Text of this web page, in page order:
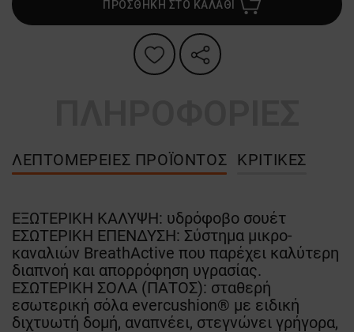
ΠΡΟΣΘΗΚΗ ΣΤΟ ΚΑΛΑΘΙ
ΛΕΠΤΟΜΈΡΕΙΕΣ ΠΡΟΪΌΝΤΟΣ ΚΡΙΤΙΚΈΣ
ΕΞΩΤΕΡΙΚΗ ΚΑΛΥΨΗ: υδρόφοβο σουέτ
ΕΣΩΤΕΡΙΚΗ ΕΠΕΝΔΥΣΗ: Σύστημα μικρο-
καναλιών BreathActive που παρέχει καλύτερη
διαπνοή και απορρόφηση υγρασίας.
ΕΣΩΤΕΡΙΚΗ ΣΟΛΑ (ΠΑΤΟΣ): σταθερή
εσωτερική σόλα evercushion® με ειδική
διχτυωτή δομή, αναπνέει, στεγνώνει γρήγορα,